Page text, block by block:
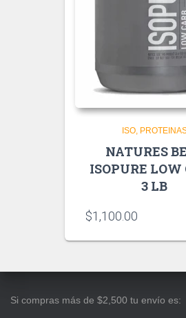
ISO
NATURES
ISOPURE LOW
3 LB
$1,100.00
Si compras más de $2,500 tu envío es: